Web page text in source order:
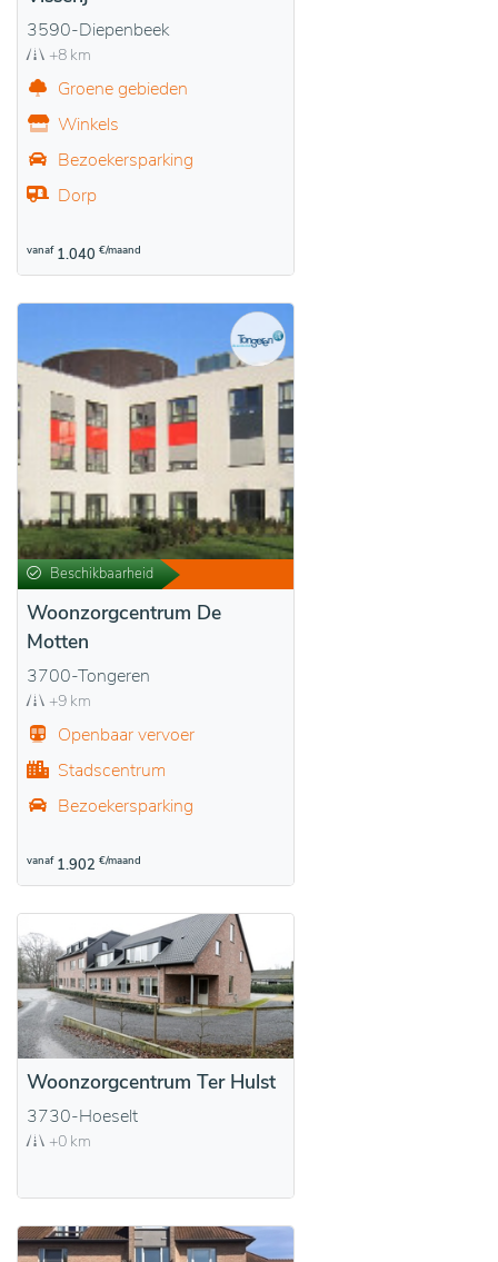
3590-Diepenbeek
+8 km
Groene gebieden
Winkels
Bezoekersparking
Dorp
vanaf 1.040 €/maand
Beschikbaarheid
Woonzorgcentrum De
Motten
3700-Tongeren
+9 km
Openbaar vervoer
Stadscentrum
Bezoekersparking
vanaf 1.902 €/maand
Woonzorgcentrum Ter Hulst
3730-Hoeselt
+0 km